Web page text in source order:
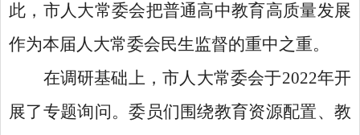
此，市人大常委会把普通高中教育高质量发展
作为本届人大常委会民生监督的重中之重。
在调研基础上，市人大常委会于2022年开
展了专题询问。委员们围绕教育资源配置、教